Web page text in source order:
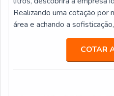
Realizando uma cotação por
área e achando a
em um só lugar.MAIS
BEBEDOURO INDUSTRIAL
pesquisar bebedouro
empresa responsável,
COTAR